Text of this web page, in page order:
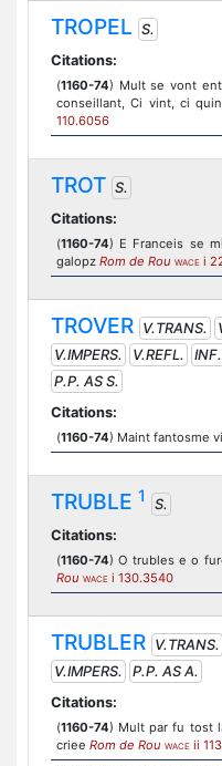
TROPEL S.
Citations:
(1160-74) Mult se vont
conseillant, Ci vint, ci
110.6056
TROT S.
Citations:
(1160-74) E Franceis se
galopz Rom de Rou WACE i
TROVER V.TRANS.
V.IMPERS.
V.REFL.
P.P. AS S.
Citations:
(1160-74) Maint fantosme
TRUBLE 1
S.
Citations:
(1160-74) O trubles e o
Rou WACE i 130.3540
TRUBLER V.TRANS.
V.IMPERS.
P.P. AS A.
Citations:
(1160-74) Mult par fu tost
criee Rom de Rou WACE ii